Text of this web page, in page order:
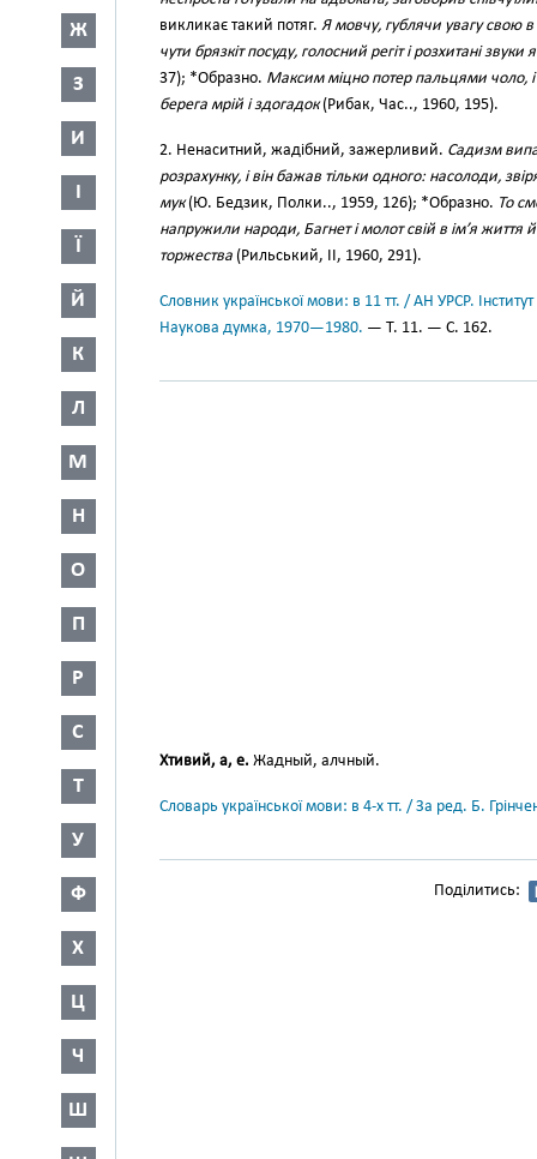
Ж
З
И
І
Ї
Й
К
Л
М
Н
О
П
Р
С
Т
У
Ф
Х
Ц
Ч
Ш
викликає такий потяг. Я мовчу, гублячи увагу свою
чути брязкіт посуду, голосний регіт і розхитані звуки
37); *Образно. Максим міцно потер пальцями чоло, і
берега мрій і здогадок(Рибак, Час.., 1960, 195).
2. Ненаситний, жадібний, зажерливий. Садизм
розрахунку, і він бажав тільки одного: насолоди,
мук(Ю. Бедзик, Полки.., 1959, 126); *Образно. То
напружили народи, Багнет і молот свій в ім’я життя
торжества (Рильський, II, 1960, 291).
Словник української мови: в 11 тт. / АН УРСР.
Наукова думка, 1970—1980. — Т. 11. — С. 162.
Хтивий, а, е. Жадный, алчный.
Словарь української мови: в 4-х тт. / За ред. Б.
Поділитись: